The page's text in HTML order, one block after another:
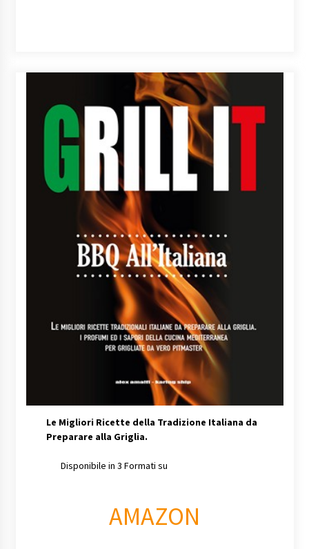
Le Migliori Ricette della Tradizione Italiana da
Preparare alla Griglia.
Disponibile in 3 Formati su
AMAZON